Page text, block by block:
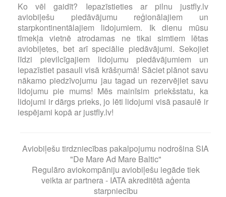
Ko vēl gaidīt? Iepazīstieties ar pilnu justfly.lv
aviobiļešu piedāvājumu reģionālajiem un
starpkontinentālajiem lidojumiem. Ik dienu mūsu
tīmekļa vietnē atrodamas ne tikai simtiem lētas
aviobiļetes, bet arī speciālie piedāvājumi. Sekojiet
līdzi pievilcīgajiem lidojumu piedāvājumiem un
iepazīstiet pasauli visā krāšņumā! Sāciet plānot savu
nākamo piedzīvojumu jau tagad un rezervējiet savu
lidojumu pie mums! Mēs mainīsim priekšstatu, ka
lidojumi ir dārgs prieks, jo lēti lidojumi visā pasaulē ir
iespējami kopā ar justfly.lv!
Aviobiļešu tirdzniecības pakalpojumu nodrošina SIA
"De Mare Ad Mare Baltic"
Regulāro aviokompāniju aviobiļešu iegāde tiek
veikta ar partnera - IATA akreditētā aģenta
starpniecību